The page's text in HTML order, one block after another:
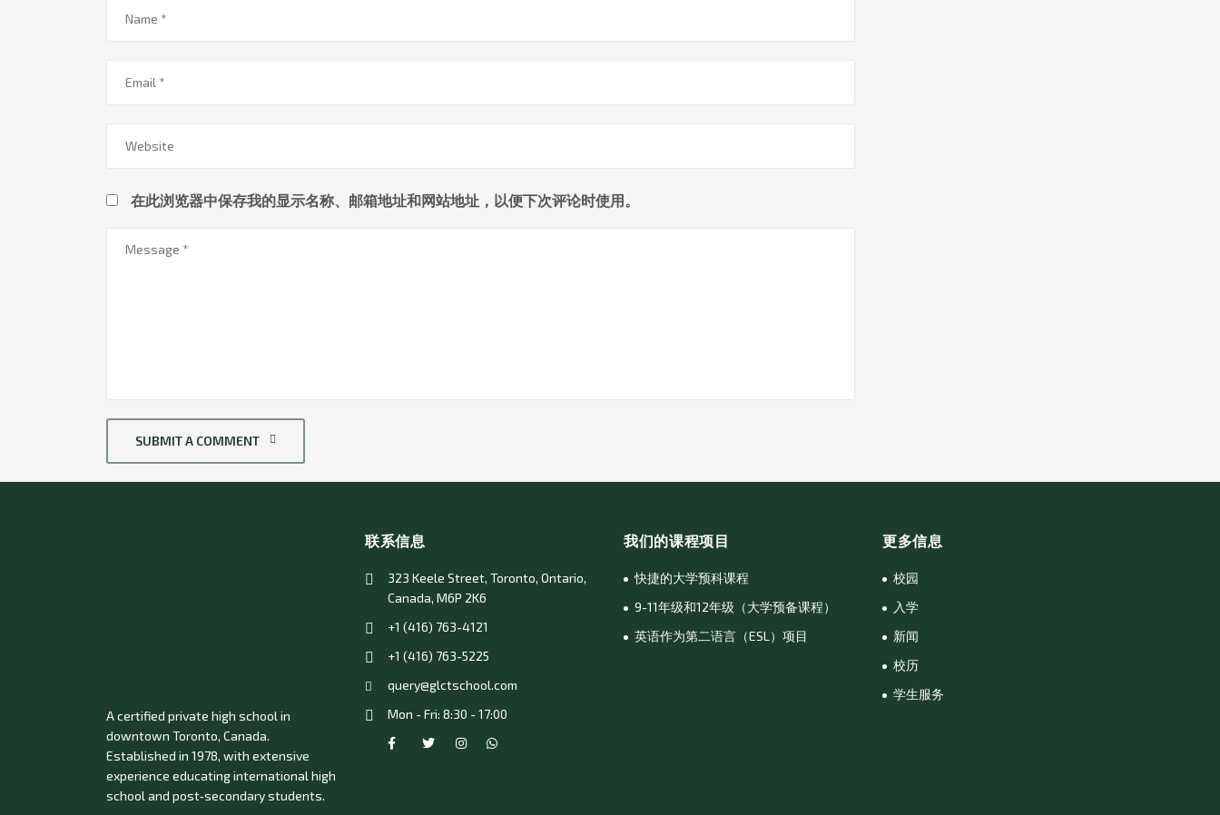
在此浏览器中保存我的显示名称、邮箱地址和网站地址，以便下次评论时使用。
SUBMIT A COMMENT
A certified private high school in
downtown Toronto, Canada.
Established in 1978, with extensive
experience educating international high
school and post‑secondary students.
联系信息
323 Keele Street, Toronto, Ontario,
Canada, M6P 2K6
+1 (416) 763-4121
+1 (416) 763-5225
query@glctschool.com
Mon - Fri: 8:30 - 17:00
我们的课程项目
快捷的大学预科课程
9-11年级和12年级（大学预备课程）
英语作为第二语言（ESL）项目
更多信息
校园
入学
新闻
校历
学生服务